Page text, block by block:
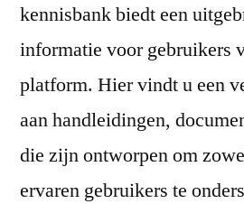
kennisbank biedt een
informatie voor gebruikers
platform. Hier vindt u een
aan handleidingen,
die zijn ontworpen om
ervaren gebruikers te